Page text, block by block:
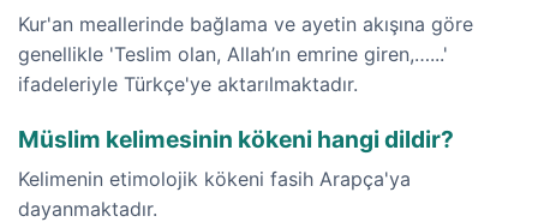
Kur'an meallerinde bağlama ve ayetin akışına göre
genellikle 'Teslim olan, Allah’ın emrine giren,…...'
ifadeleriyle Türkçe'ye aktarılmaktadır.
Müslim kelimesinin kökeni hangi dildir?
Kelimenin etimolojik kökeni fasih Arapça'ya
dayanmaktadır.